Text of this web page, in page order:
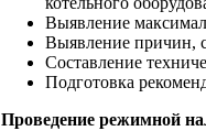
Выявление
Выявление причин,
Составление
Подготовка
Проведение режимной